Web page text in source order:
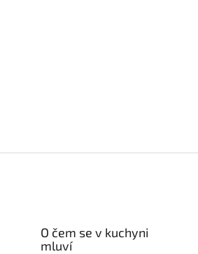
O čem se v kuchyni
mluví